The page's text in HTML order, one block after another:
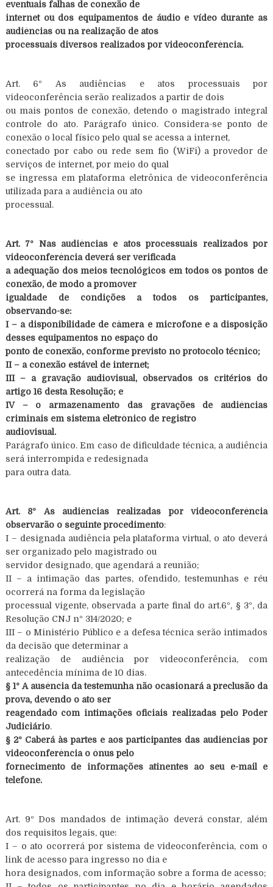
eventuais falhas de conexão de
internet ou dos equipamentos de áudio e vídeo durante as
audiências ou na realização de atos
processuais diversos realizados por videoconferência.
Art. 6º As audiências e atos processuais por
videoconferência serão realizados a partir de dois
ou mais pontos de conexão, detendo o magistrado integral
controle do ato. Parágrafo único. Considera-se ponto de
conexão o local físico pelo qual se acessa a internet,
conectado por cabo ou rede sem fio (WiFi) a provedor de
serviços de internet, por meio do qual
se ingressa em plataforma eletrônica de videoconferência
utilizada para a audiência ou ato
processual.
Art. 7º Nas audiências e atos processuais realizados por
videoconferência deverá ser verificada
a adequação dos meios tecnológicos em todos os pontos de
conexão, de modo a promover
igualdade de condições a todos os participantes,
observando-se:
I – a disponibilidade de câmera e microfone e a disposição
desses equipamentos no espaço do
ponto de conexão, conforme previsto no protocolo técnico;
II – a conexão estável de internet;
III – a gravação audiovisual, observados os critérios do
artigo 16 desta Resolução; e
IV – o armazenamento das gravações de audiências
criminais em sistema eletrônico de registro
audiovisual.
Parágrafo único. Em caso de dificuldade técnica, a audiência
será interrompida e redesignada
para outra data.
Art. 8º As audiências realizadas por videoconferência
observarão o seguinte procedimento:
I – designada audiência pela plataforma virtual, o ato deverá
ser organizado pelo magistrado ou
servidor designado, que agendará a reunião;
II – a intimação das partes, ofendido, testemunhas e réu
ocorrerá na forma da legislação
processual vigente, observada a parte final do art.6º, § 3º, da
Resolução CNJ nº 314/2020; e
III – o Ministério Público e a defesa técnica serão intimados
da decisão que determinar a
realização de audiência por videoconferência, com
antecedência mínima de 10 dias.
§ 1º A ausência da testemunha não ocasionará a preclusão da
prova, devendo o ato ser
reagendado com intimações oficiais realizadas pelo Poder
Judiciário.
§ 2º Caberá às partes e aos participantes das audiências por
videoconferência o ônus pelo
fornecimento de informações atinentes ao seu e-mail e
telefone.
Art. 9º Dos mandados de intimação deverá constar, além
dos requisitos legais, que:
I – o ato ocorrerá por sistema de videoconferência, com o
link de acesso para ingresso no dia e
hora designados, com informação sobre a forma de acesso;